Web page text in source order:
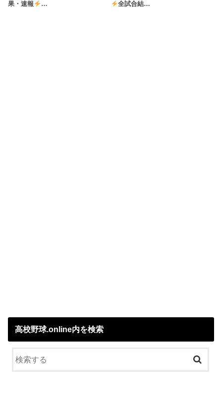
果・速報
…
全試合結…
高校野球.online内を検索